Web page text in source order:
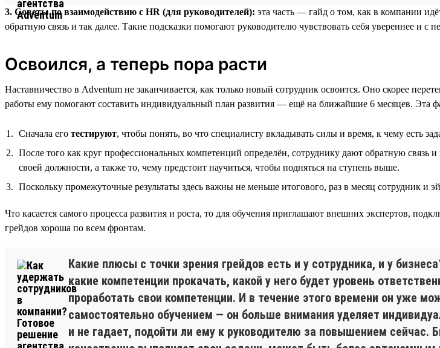
3. Советы по взаимодействию с HR (для руководителей): эта часть — гайд о том, как в компании
обратную связь и так далее. Такие подсказки помогают руководителю чувствовать себя увереннее и с
Освоился, а теперь пора расти
Наставничество в Adventum не заканчивается, как только новый сотрудник освоится. Оно скорее
работы ему помогают составить индивидуальный план развития — ещё на ближайшие 6 месяцев. Эта
Сначала его тестируют, чтобы понять, во что специалисту вкладывать силы и время, к чему есть
После того как круг профессиональных компетенций определён, сотруднику дают обратную связь и
своей должности, а также то, чему предстоит научиться, чтобы подняться на ступень выше.
Поскольку промежуточные результаты здесь важны не меньше итогового, раз в месяц сотрудник и
Что касается самого процесса развития и роста, то для обучения приглашают внешних экспертов,
грейдов хороша по всем фронтам.
Какие плюсы с точки зрения грейдов есть и у сотрудника, и у
какие компетенции прокачать, какой у него будет уровень
проработать свои компетенции. И в течение этого времени он уже
самостоятельно обучением — он больше внимания уделяет
и не гадает, подойти ли ему к руководителю за повышением сейчас.